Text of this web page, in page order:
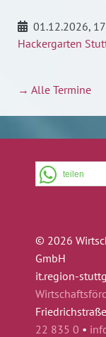
01.12.2026,
Hackergarten
→ Alle Termine
teilen
© 2026
GmbH
it.region-
22 835 0 •